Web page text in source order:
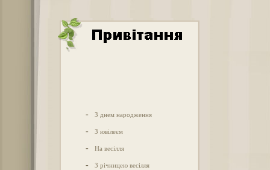
- З днем народження
- З ювілеєм
- На весілля
- З річницею весілля